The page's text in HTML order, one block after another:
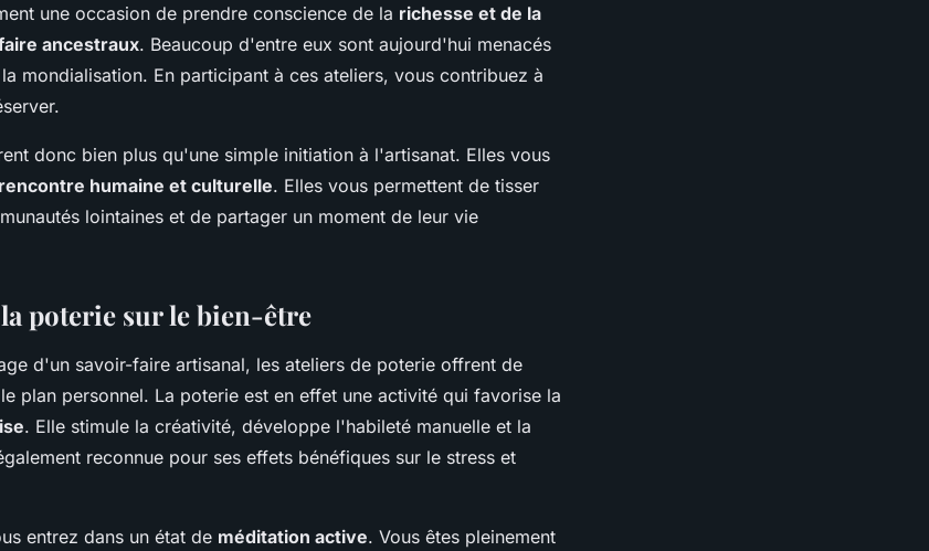
une occasion de prendre conscience de la richesse et de la
ancestraux. Beaucoup d'entre eux sont aujourd'hui menacés
mondialisation. En participant à ces ateliers, vous contribuez à
donc bien plus qu'une simple initiation à l'artisanat. Elles vous
rencontre humaine et culturelle. Elles vous permettent de tisser
lointaines et de partager un moment de leur vie
poterie sur le bien-être
d'un savoir-faire artisanal, les ateliers de poterie offrent de
plan personnel. La poterie est en effet une activité qui favorise la
. Elle stimule la créativité, développe l'habileté manuelle et la
reconnue pour ses effets bénéfiques sur le stress et
entrez dans un état de méditation active. Vous êtes pleinement